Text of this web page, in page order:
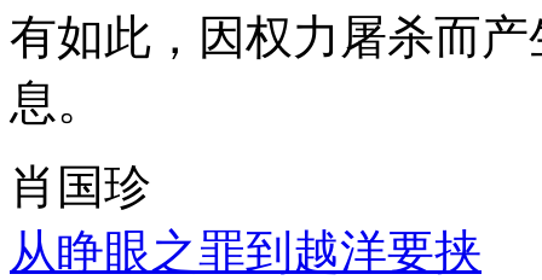
有如此，因权力屠杀而
息。
肖国珍
从睁眼之罪到越洋要挟